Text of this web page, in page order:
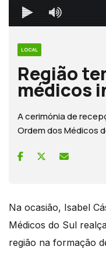
LOCAL
Região
médicos
A cerimónia de
Ordem dos Médicos
Na ocasião, Isabel
Médicos do Sul
região na formação